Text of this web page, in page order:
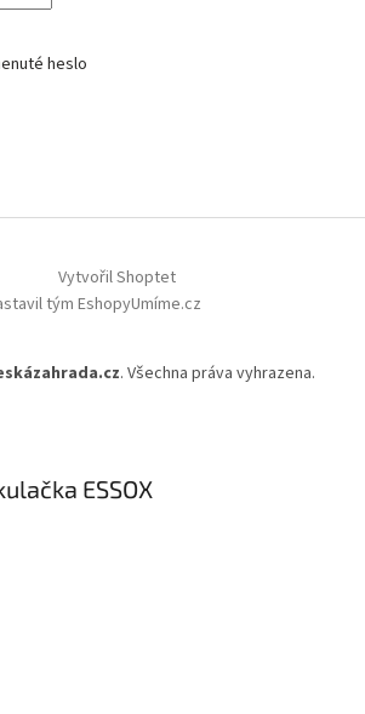
heslo
Vytvořil Shoptet
tým EshopyUmíme.cz
. Všechna práva vyhrazena.
ESSOX